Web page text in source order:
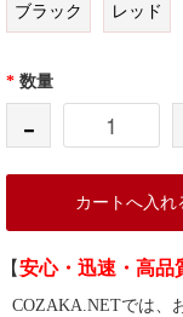
ブラック レッド
* 数量
-
カートへ入れ
【安心・迅速・高品
COZAKA.NETでは、